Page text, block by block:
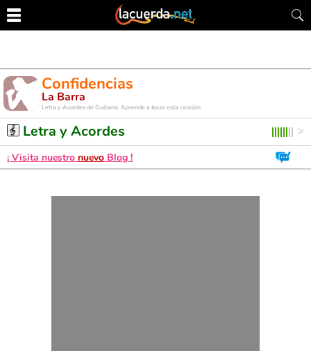
Confidencias
La Barra
Letra y Acordes de Guitarra. Aprende a tocar esta canción
Letra y Acordes
¡ Visita nuestro nuevo Blog !